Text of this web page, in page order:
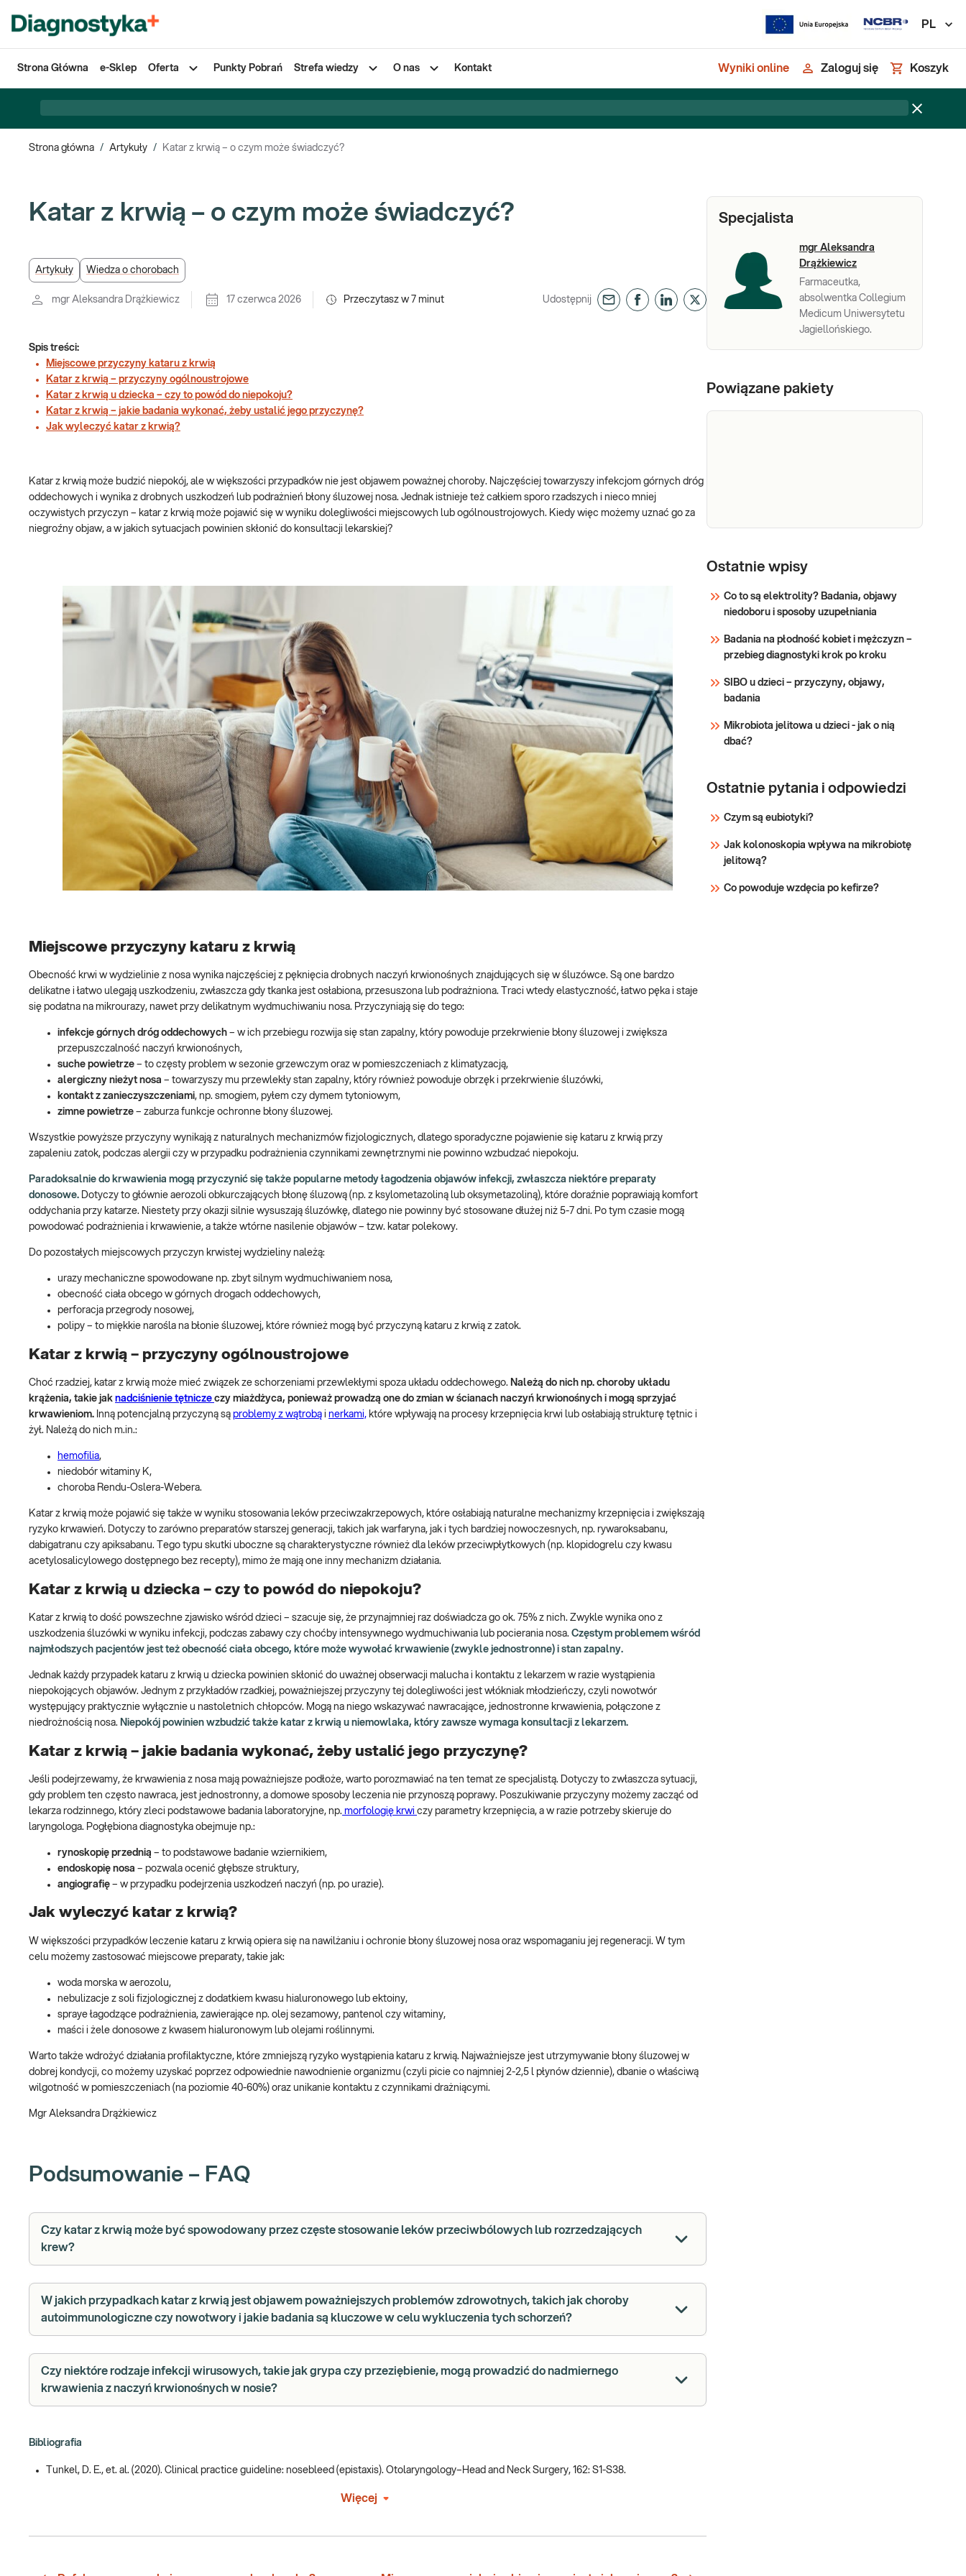
PL
Strona Główna e-Sklep Oferta Punkty Pobrań Strefa wiedzy O nas Kontakt Wyniki online Zaloguj się Koszyk
Strona główna / Artykuły / Katar z krwią – o czym może świadczyć?
Katar z krwią – o czym może świadczyć?
Artykuły Wiedza o chorobach
mgr Aleksandra Drążkiewicz 17 czerwca 2026 Przeczytasz w 7 minut Udostępnij
Spis treści:
Miejscowe przyczyny kataru z krwią
Katar z krwią – przyczyny ogólnoustrojowe
Katar z krwią u dziecka – czy to powód do niepokoju?
Katar z krwią – jakie badania wykonać, żeby ustalić jego przyczynę?
Jak wyleczyć katar z krwią?
Katar z krwią może budzić niepokój, ale w większości przypadków nie jest objawem poważnej choroby. Najczęściej towarzyszy infekcjom górnych dróg
oddechowych i wynika z drobnych uszkodzeń lub podrażnień błony śluzowej nosa. Jednak istnieje też całkiem sporo rzadszych i nieco mniej
oczywistych przyczyn – katar z krwią może pojawić się w wyniku dolegliwości miejscowych lub ogólnoustrojowych. Kiedy więc możemy uznać go za
niegroźny objaw, a w jakich sytuacjach powinien skłonić do konsultacji lekarskiej?
Miejscowe przyczyny kataru z krwią
Obecność krwi w wydzielinie z nosa wynika najczęściej z pęknięcia drobnych naczyń krwionośnych znajdujących się w śluzówce. Są one bardzo
delikatne i łatwo ulegają uszkodzeniu, zwłaszcza gdy tkanka jest osłabiona, przesuszona lub podrażniona. Traci wtedy elastyczność, łatwo pęka i staje
się podatna na mikrourazy, nawet przy delikatnym wydmuchiwaniu nosa. Przyczyniają się do tego:
infekcje górnych dróg oddechowych – w ich przebiegu rozwija się stan zapalny, który powoduje przekrwienie błony śluzowej i zwiększa
przepuszczalność naczyń krwionośnych,
suche powietrze – to częsty problem w sezonie grzewczym oraz w pomieszczeniach z klimatyzacją,
alergiczny nieżyt nosa – towarzyszy mu przewlekły stan zapalny, który również powoduje obrzęk i przekrwienie śluzówki,
kontakt z zanieczyszczeniami, np. smogiem, pyłem czy dymem tytoniowym,
zimne powietrze – zaburza funkcje ochronne błony śluzowej.
Wszystkie powyższe przyczyny wynikają z naturalnych mechanizmów fizjologicznych, dlatego sporadyczne pojawienie się kataru z krwią przy
zapaleniu zatok, podczas alergii czy w przypadku podrażnienia czynnikami zewnętrznymi nie powinno wzbudzać niepokoju.
Paradoksalnie do krwawienia mogą przyczynić się także popularne metody łagodzenia objawów infekcji, zwłaszcza niektóre preparaty
donosowe. Dotyczy to głównie aerozoli obkurczających błonę śluzową (np. z ksylometazoliną lub oksymetazoliną), które doraźnie poprawiają komfort
oddychania przy katarze. Niestety przy okazji silnie wysuszają śluzówkę, dlatego nie powinny być stosowane dłużej niż 5-7 dni. Po tym czasie mogą
powodować podrażnienia i krwawienie, a także wtórne nasilenie objawów – tzw. katar polekowy.
Do pozostałych miejscowych przyczyn krwistej wydzieliny należą:
urazy mechaniczne spowodowane np. zbyt silnym wydmuchiwaniem nosa,
obecność ciała obcego w górnych drogach oddechowych,
perforacja przegrody nosowej,
polipy – to miękkie narośla na błonie śluzowej, które również mogą być przyczyną kataru z krwią z zatok.
Katar z krwią – przyczyny ogólnoustrojowe
Choć rzadziej, katar z krwią może mieć związek ze schorzeniami przewlekłymi spoza układu oddechowego. Należą do nich np. choroby układu
krążenia, takie jak nadciśnienie tętnicze czy miażdżyca, ponieważ prowadzą one do zmian w ścianach naczyń krwionośnych i mogą sprzyjać
krwawieniom. Inną potencjalną przyczyną są problemy z wątrobą i nerkami, które wpływają na procesy krzepnięcia krwi lub osłabiają strukturę tętnic i
żył. Należą do nich m.in.:
hemofilia,
niedobór witaminy K,
choroba Rendu-Oslera-Webera.
Katar z krwią może pojawić się także w wyniku stosowania leków przeciwzakrzepowych, które osłabiają naturalne mechanizmy krzepnięcia i zwiększają
ryzyko krwawień. Dotyczy to zarówno preparatów starszej generacji, takich jak warfaryna, jak i tych bardziej nowoczesnych, np. rywaroksabanu,
dabigatranu czy apiksabanu. Tego typu skutki uboczne są charakterystyczne również dla leków przeciwpłytkowych (np. klopidogrelu czy kwasu
acetylosalicylowego dostępnego bez recepty), mimo że mają one inny mechanizm działania.
Katar z krwią u dziecka – czy to powód do niepokoju?
Katar z krwią to dość powszechne zjawisko wśród dzieci – szacuje się, że przynajmniej raz doświadcza go ok. 75% z nich. Zwykle wynika ono z
uszkodzenia śluzówki w wyniku infekcji, podczas zabawy czy choćby intensywnego wydmuchiwania lub pocierania nosa. Częstym problemem wśród
najmłodszych pacjentów jest też obecność ciała obcego, które może wywołać krwawienie (zwykle jednostronne) i stan zapalny.
Jednak każdy przypadek kataru z krwią u dziecka powinien skłonić do uważnej obserwacji malucha i kontaktu z lekarzem w razie wystąpienia
niepokojących objawów. Jednym z przykładów rzadkiej, poważniejszej przyczyny tej dolegliwości jest włókniak młodzieńczy, czyli nowotwór
występujący praktycznie wyłącznie u nastoletnich chłopców. Mogą na niego wskazywać nawracające, jednostronne krwawienia, połączone z
niedrożnością nosa. Niepokój powinien wzbudzić także katar z krwią u niemowlaka, który zawsze wymaga konsultacji z lekarzem.
Katar z krwią – jakie badania wykonać, żeby ustalić jego przyczynę?
Jeśli podejrzewamy, że krwawienia z nosa mają poważniejsze podłoże, warto porozmawiać na ten temat ze specjalistą. Dotyczy to zwłaszcza sytuacji,
gdy problem ten często nawraca, jest jednostronny, a domowe sposoby leczenia nie przynoszą poprawy. Poszukiwanie przyczyny możemy zacząć od
lekarza rodzinnego, który zleci podstawowe badania laboratoryjne, np. morfologię krwi czy parametry krzepnięcia, a w razie potrzeby skieruje do
laryngologa. Pogłębiona diagnostyka obejmuje np.:
rynoskopię przednią – to podstawowe badanie wziernikiem,
endoskopię nosa – pozwala ocenić głębsze struktury,
angiografię – w przypadku podejrzenia uszkodzeń naczyń (np. po urazie).
Jak wyleczyć katar z krwią?
W większości przypadków leczenie kataru z krwią opiera się na nawilżaniu i ochronie błony śluzowej nosa oraz wspomaganiu jej regeneracji. W tym
celu możemy zastosować miejscowe preparaty, takie jak:
woda morska w aerozolu,
nebulizacje z soli fizjologicznej z dodatkiem kwasu hialuronowego lub ektoiny,
spraye łagodzące podrażnienia, zawierające np. olej sezamowy, pantenol czy witaminy,
maści i żele donosowe z kwasem hialuronowym lub olejami roślinnymi.
Warto także wdrożyć działania profilaktyczne, które zmniejszą ryzyko wystąpienia kataru z krwią. Najważniejsze jest utrzymywanie błony śluzowej w
dobrej kondycji, co możemy uzyskać poprzez odpowiednie nawodnienie organizmu (czyli picie co najmniej 2-2,5 l płynów dziennie), dbanie o właściwą
wilgotność w pomieszczeniach (na poziomie 40-60%) oraz unikanie kontaktu z czynnikami drażniącymi.
Mgr Aleksandra Drążkiewicz
Podsumowanie – FAQ
Czy katar z krwią może być spowodowany przez częste stosowanie leków przeciwbólowych lub rozrzedzających
krew?
W jakich przypadkach katar z krwią jest objawem poważniejszych problemów zdrowotnych, takich jak choroby
autoimmunologiczne czy nowotwory i jakie badania są kluczowe w celu wykluczenia tych schorzeń?
Czy niektóre rodzaje infekcji wirusowych, takie jak grypa czy przeziębienie, mogą prowadzić do nadmiernego
krwawienia z naczyń krwionośnych w nosie?
Bibliografia
Tunkel, D. E., et. al. (2020). Clinical practice guideline: nosebleed (epistaxis). Otolaryngology–Head and Neck Surgery, 162: S1-S38.
Więcej
Specjalista
mgr Aleksandra
Drążkiewicz
Farmaceutka,
absolwentka Collegium
Medicum Uniwersytetu
Jagiellońskiego.
Powiązane pakiety
alergiczny
dedykowany jest dla osób
będących w trakcie
diagnostyki alergii lub
Bez względu na sezon, w
przypadku alergii
odpowiednich dla danego
Sprawdź
Ostatnie wpisy
Co to są elektrolity? Badania, objawy
niedoboru i sposoby uzupełniania
Badania na płodność kobiet i mężczyzn –
przebieg diagnostyki krok po kroku
SIBO u dzieci – przyczyny, objawy,
badania
Mikrobiota jelitowa u dzieci - jak o nią
dbać?
Ostatnie pytania i odpowiedzi
Czym są eubiotyki?
Jak kolonoskopia wpływa na mikrobiotę
jelitową?
Co powoduje wzdęcia po kefirze?